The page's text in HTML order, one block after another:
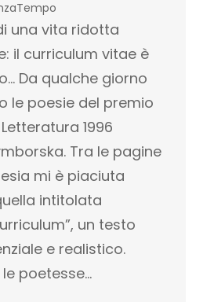
una vita ridotta
il curriculum vitae è
Da qualche giorno
le poesie del premio
1996
Tra le pagine
mi è piaciuta
intitolata
un testo
e realistico.
poetesse…